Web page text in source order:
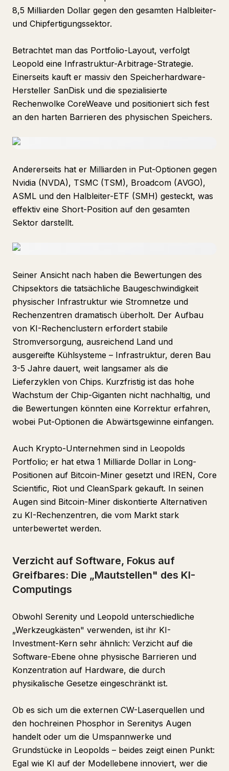
8,5 Milliarden Dollar gegen den gesamten Halbleiter-
und Chipfertigungssektor.
Betrachtet man das Portfolio-Layout, verfolgt
Leopold eine Infrastruktur-Arbitrage-Strategie.
Einerseits kauft er massiv den Speicherhardware-
Hersteller SanDisk und die spezialisierte
Rechenwolke CoreWeave und positioniert sich fest
an den harten Barrieren des physischen Speichers.
Andererseits hat er Milliarden in Put-Optionen gegen
Nvidia (NVDA), TSMC (TSM), Broadcom (AVGO),
ASML und den Halbleiter-ETF (SMH) gesteckt, was
effektiv eine Short-Position auf den gesamten
Sektor darstellt.
Seiner Ansicht nach haben die Bewertungen des
Chipsektors die tatsächliche Baugeschwindigkeit
physischer Infrastruktur wie Stromnetze und
Rechenzentren dramatisch überholt. Der Aufbau
von KI-Rechenclustern erfordert stabile
Stromversorgung, ausreichend Land und
ausgereifte Kühlsysteme – Infrastruktur, deren Bau
3-5 Jahre dauert, weit langsamer als die
Lieferzyklen von Chips. Kurzfristig ist das hohe
Wachstum der Chip-Giganten nicht nachhaltig, und
die Bewertungen könnten eine Korrektur erfahren,
wobei Put-Optionen die Abwärtsgewinne einfangen.
Auch Krypto-Unternehmen sind in Leopolds
Portfolio; er hat etwa 1 Milliarde Dollar in Long-
Positionen auf Bitcoin-Miner gesetzt und IREN, Core
Scientific, Riot und CleanSpark gekauft. In seinen
Augen sind Bitcoin-Miner diskontierte Alternativen
zu KI-Rechenzentren, die vom Markt stark
unterbewertet werden.
Verzicht auf Software, Fokus auf
Greifbares: Die „Mautstellen" des KI-
Computings
Obwohl Serenity und Leopold unterschiedliche
„Werkzeugkästen" verwenden, ist ihr KI-
Investment-Kern sehr ähnlich: Verzicht auf die
Software-Ebene ohne physische Barrieren und
Konzentration auf Hardware, die durch
physikalische Gesetze eingeschränkt ist.
Ob es sich um die externen CW-Laserquellen und
den hochreinen Phosphor in Serenitys Augen
handelt oder um die Umspannwerke und
Grundstücke in Leopolds – beides zeigt einen Punkt:
Egal wie KI auf der Modellebene innoviert, wer die